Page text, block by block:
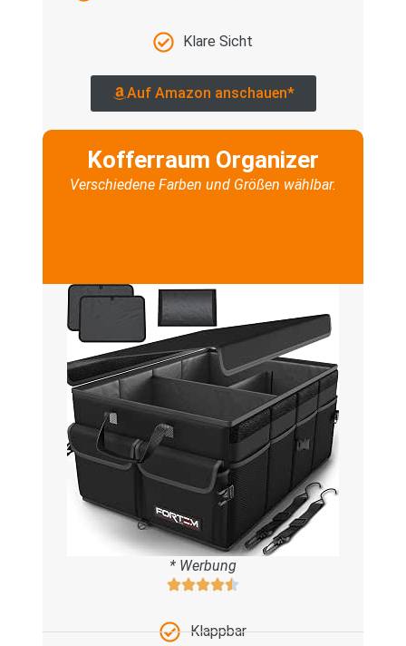
Klare Sicht
Auf Amazon anschauen*
Kofferraum Organizer
Verschiedene Farben und Größen wählbar.
* Werbung
Klappbar